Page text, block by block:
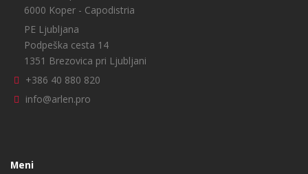
6000 Koper - Capodistria
PE Ljubljana
Podpeška cesta 14
1351 Brezovica pri Ljubljani
+386 40 880 820
info@arlen.pro
Meni